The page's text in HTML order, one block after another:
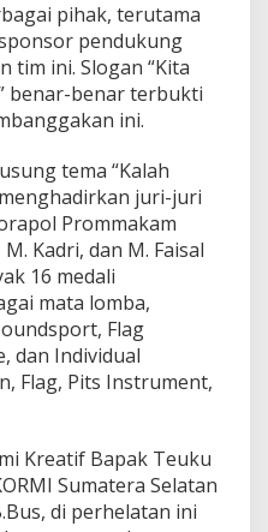
pihak, terutama
pendukung
tim ini. Slogan “Kita
benar-benar terbukti
ini.
tema “Kalah
juri-juri
Prommakam
Kadri, dan M. Faisal
16 medali
mata lomba,
Flag
dan Individual
Flag, Pits Instrument,
Kreatif Bapak Teuku
Sumatera Selatan
di perhelatan ini